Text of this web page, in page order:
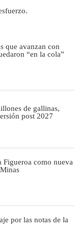
que avanzan con
“en la cola”
de gallinas,
post 2027
Figueroa como nueva
por las notas de la